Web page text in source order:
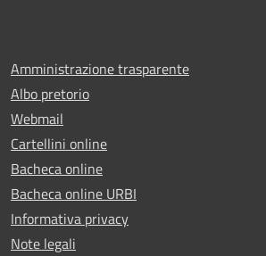
Amministrazione trasparente
Albo pretorio
Webmail
Cartellini online
Bacheca online
Bacheca online URBI
Informativa privacy
Note legali